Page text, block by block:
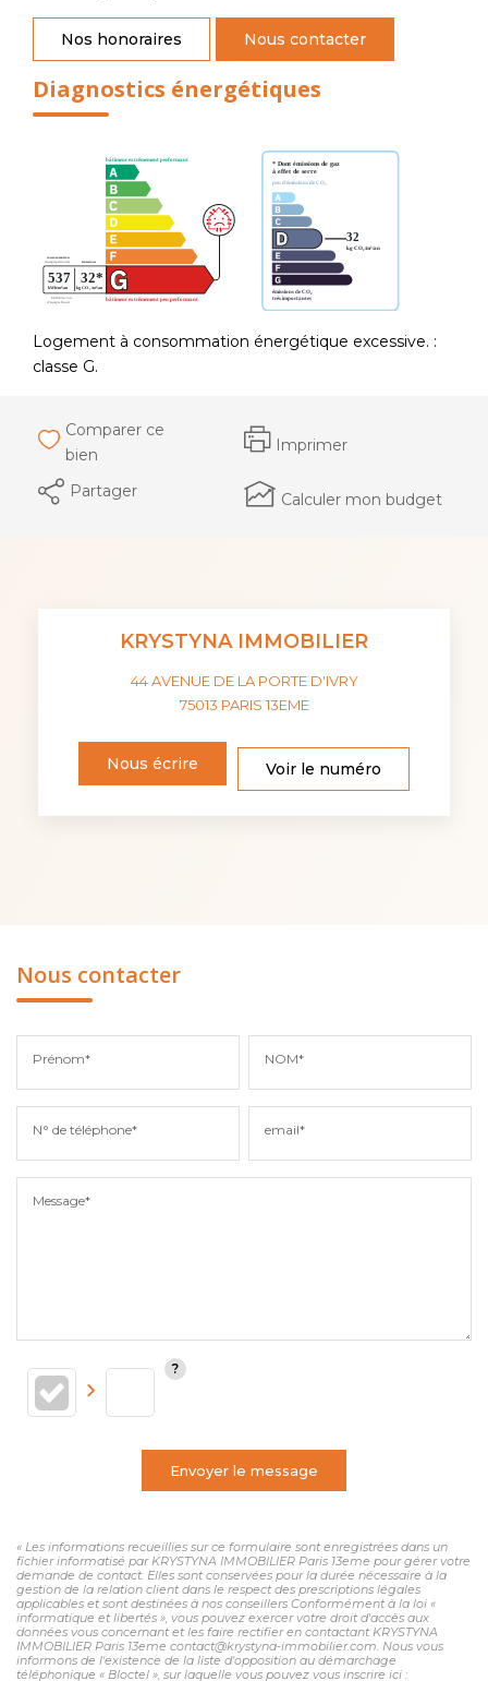
Nos honoraires Nous contacter
Diagnostics énergétiques
Logement à consommation énergétique excessive. :
classe G.
Comparer ce
bien
Imprimer
Partager Calculer mon budget
KRYSTYNA IMMOBILIER
44 AVENUE DE LA PORTE D'IVRY
75013 PARIS 13EME
Nous écrire Voir le numéro
Nous contacter
Prénom* NOM*
N° de téléphone* email*
Message*
Envoyer le message
« Les informations recueillies sur ce formulaire sont enregistrées dans un
fichier informatisé par KRYSTYNA IMMOBILIER Paris 13eme pour gérer votre
demande de contact. Elles sont conservées pour la durée nécessaire à la
gestion de la relation client dans le respect des prescriptions légales
applicables et sont destinées à nos conseillers Conformément à la loi «
informatique et libertés », vous pouvez exercer votre droit d'accès aux
données vous concernant et les faire rectifier en contactant KRYSTYNA
IMMOBILIER Paris 13eme contact@krystyna-immobilier.com. Nous vous
informons de l'existence de la liste d'opposition au démarchage
téléphonique « Bloctel », sur laquelle vous pouvez vous inscrire ici :